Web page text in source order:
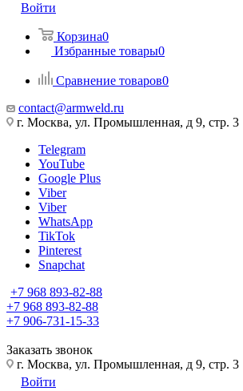
Войти
Корзина0
Избранные товары0
Сравнение товаров0
contact@armweld.ru
г. Москва, ул. Промышленная, д 9, стр. 3
Telegram
YouTube
Google Plus
Viber
Viber
WhatsApp
TikTok
Pinterest
Snapchat
+7 968 893-82-88
+7 968 893-82-88
+7 906-731-15-33
Заказать звонок
г. Москва, ул. Промышленная, д 9, стр. 3
Войти